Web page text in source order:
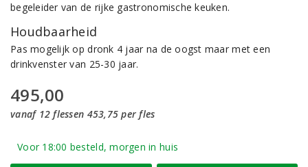
begeleider van de rijke gastronomische keuken.
Houdbaarheid
Pas mogelijk op dronk 4 jaar na de oogst maar met een
drinkvenster van 25-30 jaar.
495,00
vanaf 12 flessen 453,75 per fles
Voor 18:00 besteld, morgen in huis